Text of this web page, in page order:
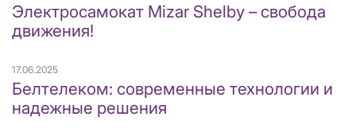
Электросамокат Mizar Shelby – свобода
движения!
17.06.2025
Белтелеком: современные технологии и
надежные решения